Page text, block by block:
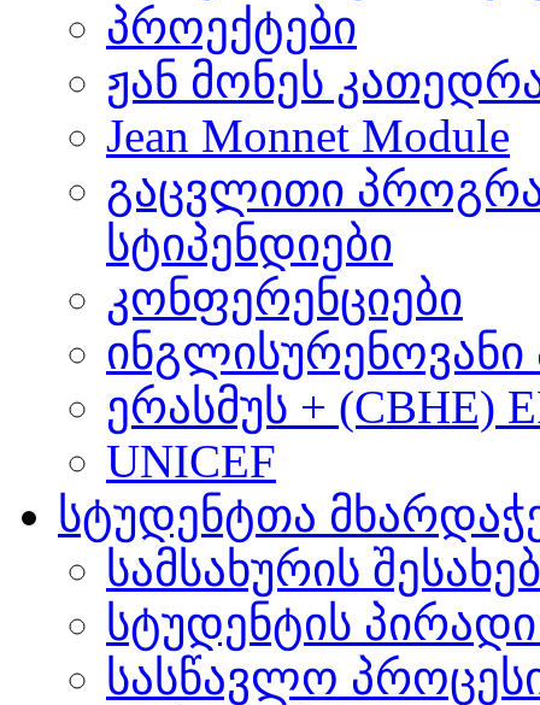
პროექტები
ჟან მონეს
Jean Monnet Module
გაცვლითი
სტიპენდიები
კონფერენციები
ერასმუს + (CBHE)
UNICEF
სტუდენტთა
სამსახურის შესახებ
სტუდენტის
სასწავლო